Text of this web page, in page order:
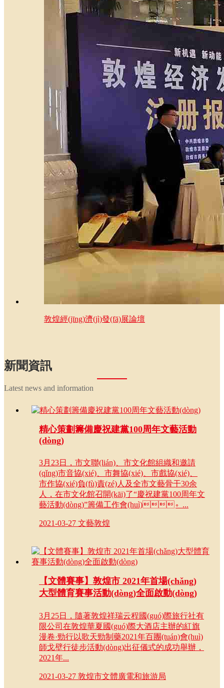
敦煌經(jīng)濟(jì)發(fā)展論壇
新聞資訊
Latest news and information
精心策劃籌備慶祝建黨100周年文藝活動
(dòng)
3月23日，市文聯(lián)、市文化館組織和邀請
(qǐng)市音協(xié)、市舞協(xié)、市戲協(xié)、
市作協(xié)負(fù)責(zé)人及全市文藝骨干30余
人，在市文化館召開(kāi)了“慶祝建黨100周年文
藝活動(dòng)”籌備工作會(huì)。...
2021-03-27 文藝敦煌
【文體賽事】敦煌市 2021年首場(chǎng)
大型體育賽事活動(dòng)全面啟動(dòng)
3月25日，隨著敦煌祥瑞云程國(guó)際旅行社有
限公司在敦煌華夏國(guó)際大酒店主辦的紅旗
漫卷·勁行以歌天勁制藥2021年百團(tuán)會(huì)
師戈壁行徒步活動(dòng)出征儀式的成功舉辦，
2021年...
2021-03-27 敦煌市文體廣電和旅游局